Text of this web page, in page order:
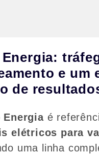
e um
de
Energiaé
elétricos para
uma linha